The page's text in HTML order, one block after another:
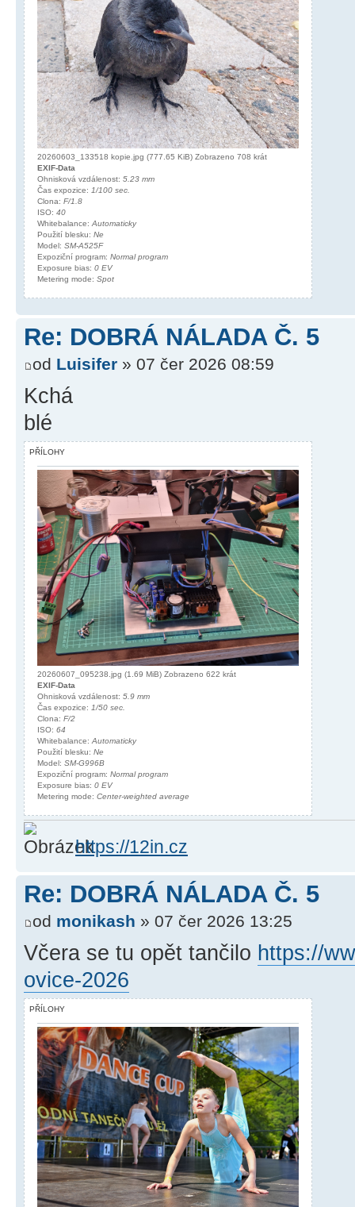
20260603_133518 kopie.jpg (777.65 KiB) Zobrazeno 708 krát
EXIF-Data
Ohnisková vzdálenost: 5.23 mm
Čas expozice: 1/100 sec.
Clona: F/1.8
ISO: 40
Whitebalance: Automaticky
Použití blesku: Ne
Model: SM-A525F
Expoziční program: Normal program
Exposure bias: 0 EV
Metering mode: Spot
Re: DOBRÁ NÁLADA Č. 5
od Luisifer » 07 čer 2026 08:59
Kchá
blé
PŘÍLOHY
20260607_095238.jpg (1.69 MiB) Zobrazeno 622 krát
EXIF-Data
Ohnisková vzdálenost: 5.9 mm
Čas expozice: 1/50 sec.
Clona: F/2
ISO: 64
Whitebalance: Automaticky
Použití blesku: Ne
Model: SM-G996B
Expoziční program: Normal program
Exposure bias: 0 EV
Metering mode: Center-weighted average
https://12in.cz
Re: DOBRÁ NÁLADA Č. 5
od monikash » 07 čer 2026 13:25
Včera se tu opět tančilo https://
ovice-2026
PŘÍLOHY